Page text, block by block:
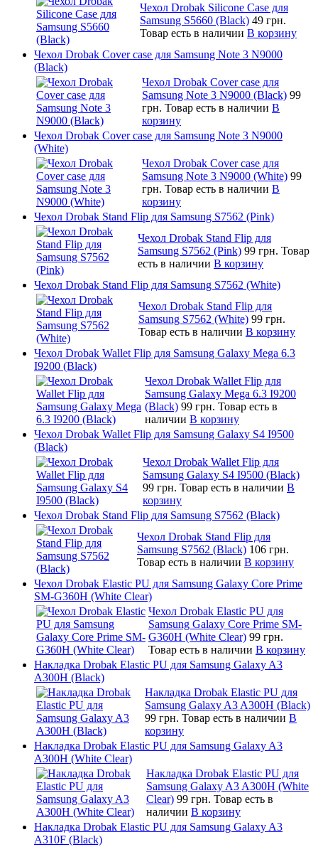
Чехол Drobak Silicone Case для
Samsung S5660 (Black) 49 грн.
Товар есть в наличии В корзину
Чехол Drobak Cover case для Samsung Note 3 N9000
(Black)
Чехол Drobak Cover case для
Samsung Note 3 N9000 (Black) 99
грн. Товар есть в наличии В
корзину
Чехол Drobak Cover case для Samsung Note 3 N9000
(White)
Чехол Drobak Cover case для
Samsung Note 3 N9000 (White) 99
грн. Товар есть в наличии В
корзину
Чехол Drobak Stand Flip для Samsung S7562 (Pink)
Чехол Drobak Stand Flip для
Samsung S7562 (Pink) 99 грн. Товар
есть в наличии В корзину
Чехол Drobak Stand Flip для Samsung S7562 (White)
Чехол Drobak Stand Flip для
Samsung S7562 (White) 99 грн.
Товар есть в наличии В корзину
Чехол Drobak Wallet Flip для Samsung Galaxy Mega 6.3
I9200 (Black)
Чехол Drobak Wallet Flip для
Samsung Galaxy Mega 6.3 I9200
(Black) 99 грн. Товар есть в
наличии В корзину
Чехол Drobak Wallet Flip для Samsung Galaxy S4 I9500
(Black)
Чехол Drobak Wallet Flip для
Samsung Galaxy S4 I9500 (Black)
99 грн. Товар есть в наличии В
корзину
Чехол Drobak Stand Flip для Samsung S7562 (Black)
Чехол Drobak Stand Flip для
Samsung S7562 (Black) 106 грн.
Товар есть в наличии В корзину
Чехол Drobak Elastic PU для Samsung Galaxy Core Prime
SM-G360H (White Clear)
Чехол Drobak Elastic PU для
Samsung Galaxy Core Prime SM-
G360H (White Clear) 99 грн.
Товар есть в наличии В корзину
Накладка Drobak Elastic PU для Samsung Galaxy A3
A300H (Black)
Накладка Drobak Elastic PU для
Samsung Galaxy A3 A300H (Black)
99 грн. Товар есть в наличии В
корзину
Накладка Drobak Elastic PU для Samsung Galaxy A3
A300H (White Clear)
Накладка Drobak Elastic PU для
Samsung Galaxy A3 A300H (White
Clear) 99 грн. Товар есть в
наличии В корзину
Накладка Drobak Elastic PU для Samsung Galaxy A3
A310F (Black)